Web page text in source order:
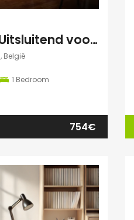
Nu Beschikbaar Uitsluitend voor Augustus 2026 in Leuven Studio
België
1 Bedroom
754€